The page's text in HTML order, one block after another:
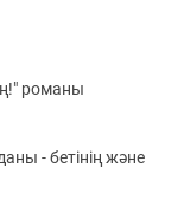
романы
- бетінің және